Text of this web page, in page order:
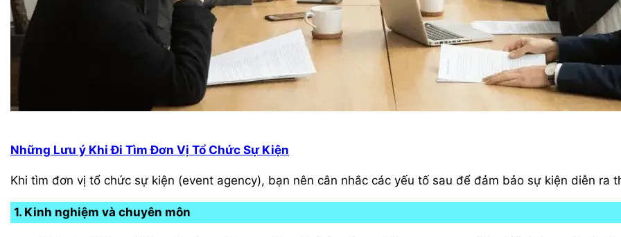
Những Lưu ý Khi Đi Tìm Đơn Vị Tổ Chức Sự Kiện
Khi tìm đơn vị tổ chức sự kiện (event agency), bạn nên cân nhắc các yếu tố sau để đảm bảo sự kiện diễn ra
1. Kinh nghiệm và chuyên môn